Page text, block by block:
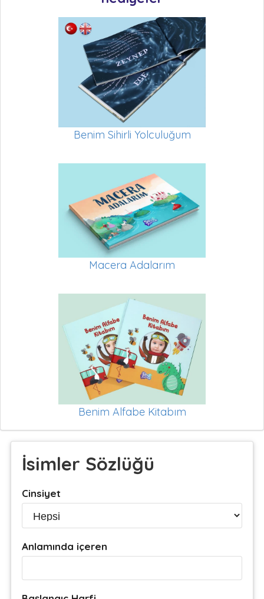
Benim Sihirli Yolculuğum
Macera Adalarım
Benim Alfabe Kitabım
İsimler Sözlüğü
Cinsiyet
Anlamında içeren